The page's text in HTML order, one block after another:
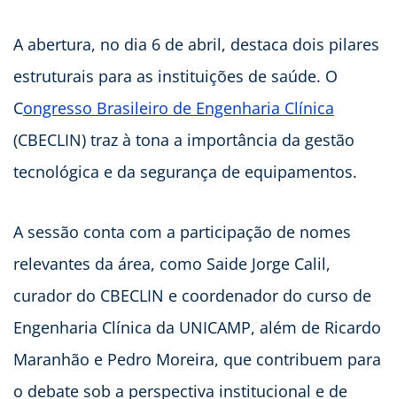
A abertura, no dia 6 de abril, destaca dois pilares
estruturais para as instituições de saúde. O
Congresso Brasileiro de Engenharia Clínica
(CBECLIN) traz à tona a importância da gestão
tecnológica e da segurança de equipamentos.
A sessão conta com a participação de nomes
relevantes da área, como Saide Jorge Calil,
curador do CBECLIN e coordenador do curso de
Engenharia Clínica da UNICAMP, além de Ricardo
Maranhão e Pedro Moreira, que contribuem para
o debate sob a perspectiva institucional e de